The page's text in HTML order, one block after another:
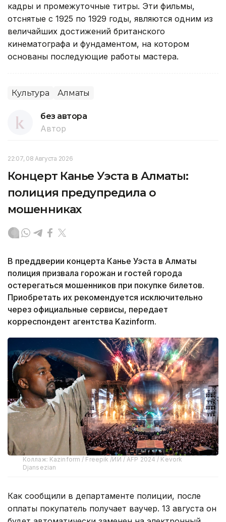
кадры и промежуточные титры. Эти фильмы,
отснятые с 1925 по 1929 годы, являются одним из
величайших достижений британского
кинематографа и фундаментом, на котором
основаны последующие работы мастера.
Культура Алматы
без автора
Автор
22:07, 08 Августа 2026
Концерт Канье Уэста в Алматы:
полиция предупредила о
мошенниках
В преддверии концерта Канье Уэста в Алматы
полиция призвала горожан и гостей города
остерегаться мошенников при покупке билетов.
Приобретать их рекомендуется исключительно
через официальные сервисы, передает
корреспондент агентства Kazinform.
Коллаж: Kazinform / Freepik /ИИ / AFP 2024 / Kevork
Djansezian
Как сообщили в департаменте полиции, после
оплаты покупатель получает ваучер. 13 августа он